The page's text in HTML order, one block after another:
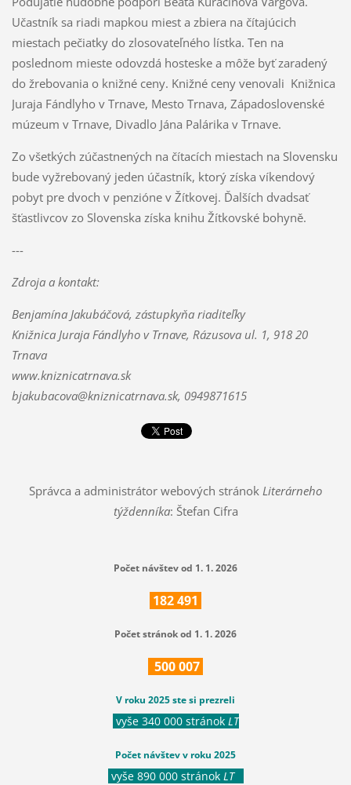
Učastník sa riadi mapkou miest a zbiera na čítajúcich
miestach pečiatky do zlosovateľného lístka. Ten na
poslednom mieste odovzdá hosteske a môže byť zaradený
do žrebovania o knižné ceny. Knižné ceny venovali Knižnica
Juraja Fándlyho v Trnave, Mesto Trnava, Západoslovenské
múzeum v Trnave, Divadlo Jána Palárika v Trnave.
Zo všetkých zúčastnených na čítacích miestach na Slovensku
bude vyžrebovaný jeden účastník, ktorý získa víkendový
pobyt pre dvoch v penzióne v Žítkovej. Ďalších dvadsať
šťastlivcov zo Slovenska získa knihu Žítkovské bohyně.
---
Zdroja a kontakt:
Benjamína Jakubáčová, zástupkyňa riaditeľky
Knižnica Juraja Fándlyho v Trnave, Rázusova ul. 1, 918 20
Trnava
www.kniznicatrnava.sk
bjakubacova@kniznicatrnava.sk, 0949871615
Správca a administrátor webových stránok Literárneho
týždenníka: Štefan Cifra
Počet návštev od 1. 1. 2026
182491
Počet stránok od 1. 1. 2026
500007
V roku 2025 ste si prezreli
vyše 340 000 stránok LT
Počet návštev v roku 2025
vyše 890 000 stránok LT